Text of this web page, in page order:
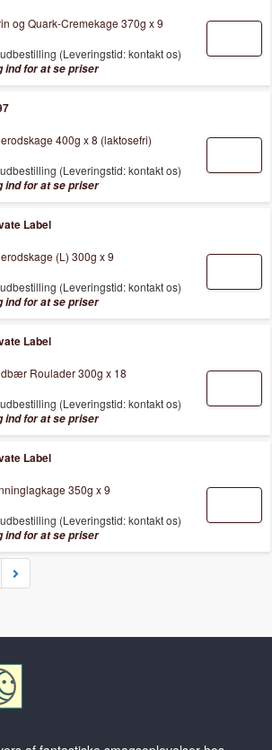
og Quark-Cremekage 370g x 9
(Leveringstid: kontakt os)
ind for at se priser
400g x 8 (laktosefri)
(Leveringstid: kontakt os)
ind for at se priser
Label
(L) 300g x 9
(Leveringstid: kontakt os)
ind for at se priser
Label
Roulader 300g x 18
(Leveringstid: kontakt os)
ind for at se priser
Label
350g x 9
(Leveringstid: kontakt os)
ind for at se priser